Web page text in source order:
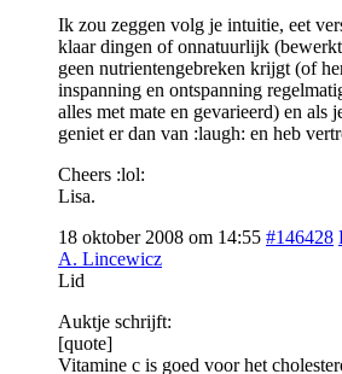
Ik zou zeggen volg je intuitie, eet
klaar dingen of onnatuurlijk
geen nutrientengebreken krijgt (of
inspanning en ontspanning
alles met mate en gevarieerd) en als
geniet er dan van :laugh: en heb
Cheers :lol:
Lisa.
18 oktober 2008 om 14:55 #146428
A. Lincewicz
Lid
Auktje schrijft:
[quote]
Vitamine c is goed voor het